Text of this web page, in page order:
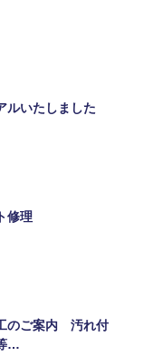
ルいたしました
修理
のご案内 汚れ付
…